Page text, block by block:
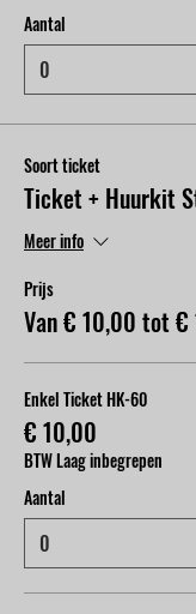
Aantal
Soort ticket
Ticket + Huurkit
Meer info
Prijs
Van € 10,00 tot €
Enkel Ticket HK-60
€ 10,00
BTW Laag inbegrepen
Aantal